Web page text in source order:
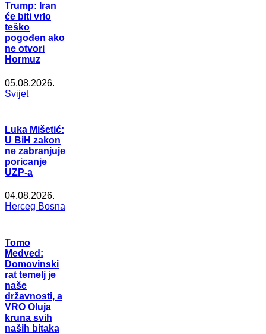
Trump: Iran
će biti vrlo
teško
pogođen ako
ne otvori
Hormuz
05.08.2026.
Svijet
Luka Mišetić:
U BiH zakon
ne zabranjuje
poricanje
UZP-a
04.08.2026.
Herceg Bosna
Tomo
Medved:
Domovinski
rat temelj je
naše
državnosti, a
VRO Oluja
kruna svih
naših bitaka